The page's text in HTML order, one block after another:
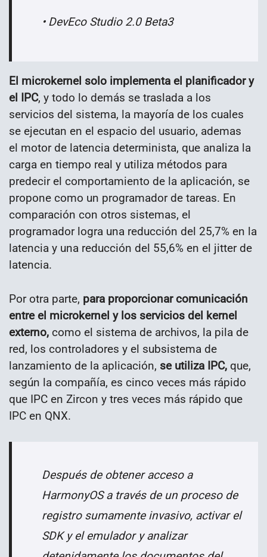
• DevEco Studio 2.0 Beta3
El microkernel solo implementa el planificador y
el IPC, y todo lo demás se traslada a los
servicios del sistema, la mayoría de los cuales
se ejecutan en el espacio del usuario, ademas
el motor de latencia determinista, que analiza la
carga en tiempo real y utiliza métodos para
predecir el comportamiento de la aplicación, se
propone como un programador de tareas. En
comparación con otros sistemas, el
programador logra una reducción del 25,7% en la
latencia y una reducción del 55,6% en el jitter de
latencia.
Por otra parte, para proporcionar comunicación
entre el microkernel y los servicios del kernel
externo, como el sistema de archivos, la pila de
red, los controladores y el subsistema de
lanzamiento de la aplicación, se utiliza IPC, que,
según la compañía, es cinco veces más rápido
que IPC en Zircon y tres veces más rápido que
IPC en QNX.
Después de obtener acceso a
HarmonyOS a través de un proceso de
registro sumamente invasivo, activar el
SDK y el emulador y analizar